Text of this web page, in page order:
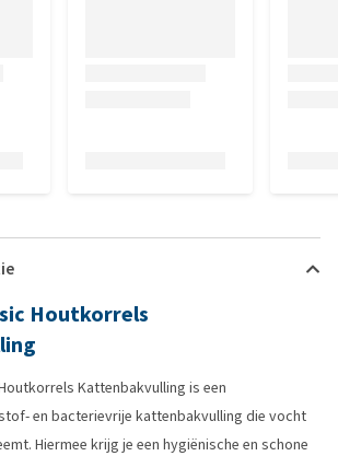
Houtkorrels
Kattenbakvulling is een
en bacterievrije kattenbakvulling die vocht
Hiermee krijg je een hygiënische en schone